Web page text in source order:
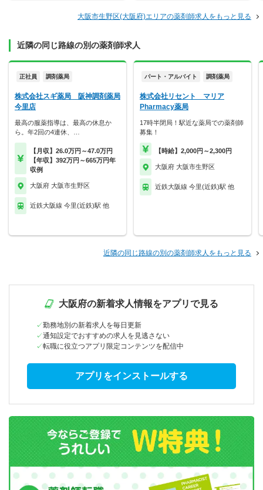
大阪市生野区(大阪府)エリアの薬剤師求人をもっと見る
近隣の同じ路線の別の薬剤師求人
正社員 調剤薬局
株式会社スギ薬局 阪神調剤薬局
今里店
最高の服薬指導は、最高の休息か
ら。年2回の4連休、…
【月収】26.0万円～47.0万円
【年収】392万円～665万円年
収例
大阪府 大阪市生野区
近鉄大阪線 今里(近鉄)駅 他
パート・アルバイト 調剤薬局
株式会社リセント マリア
Pharmacy薬局
17時半閉局！駅近な薬局での薬剤師
募集！
【時給】2,000円～2,300円
大阪府 大阪市生野区
近鉄大阪線 今里(近鉄)駅 他
近隣の同じ路線の別の薬剤師求人をもっと見る
大阪府の新着求人情報をアプリで見る
勤務地別の新着求人を毎日更新
通知設定でおすすめの求人を見逃さない
転職に役立つアプリ限定コンテンツを配信中
アプリをインストールする